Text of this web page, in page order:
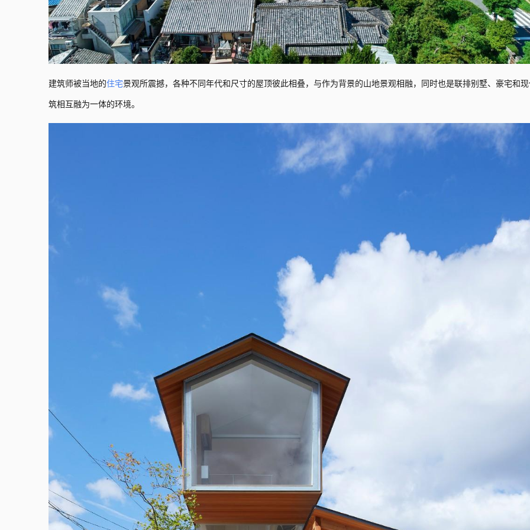
建筑师被当地的住宅景观所震撼，各种不同年代和尺寸的屋顶彼此相叠，与作为背景的山地景观相融，同时也是联排别墅、豪宅和
筑相互融为一体的环境。